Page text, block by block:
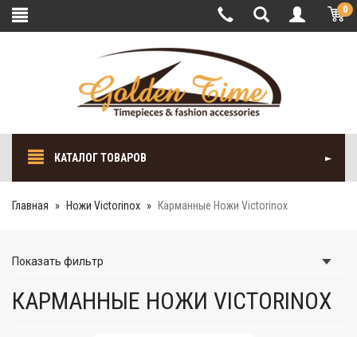
0
КАТАЛОГ ТОВАРОВ
Главная Ножи Victorinox Карманные Ножи Victorinox
Показать фильтр
КАРМАННЫЕ НОЖИ VICTORINOX